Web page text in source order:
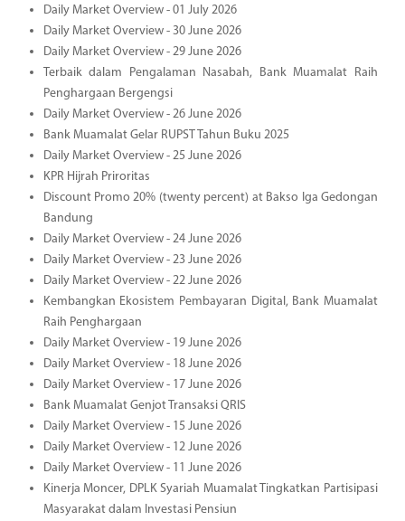
Daily Market Overview - 01 July 2026
Daily Market Overview - 30 June 2026
Daily Market Overview - 29 June 2026
Terbaik dalam Pengalaman Nasabah, Bank Muamalat Raih
Penghargaan Bergengsi
Daily Market Overview - 26 June 2026
Bank Muamalat Gelar RUPST Tahun Buku 2025
Daily Market Overview - 25 June 2026
KPR Hijrah Priroritas
Discount Promo 20% (twenty percent) at Bakso Iga Gedongan
Bandung
Daily Market Overview - 24 June 2026
Daily Market Overview - 23 June 2026
Daily Market Overview - 22 June 2026
Kembangkan Ekosistem Pembayaran Digital, Bank Muamalat
Raih Penghargaan
Daily Market Overview - 19 June 2026
Daily Market Overview - 18 June 2026
Daily Market Overview - 17 June 2026
Bank Muamalat Genjot Transaksi QRIS
Daily Market Overview - 15 June 2026
Daily Market Overview - 12 June 2026
Daily Market Overview - 11 June 2026
Kinerja Moncer, DPLK Syariah Muamalat Tingkatkan Partisipasi
Masyarakat dalam Investasi Pensiun